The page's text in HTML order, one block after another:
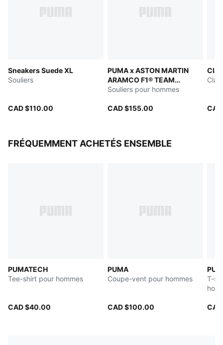
Sneakers Suede XL
Souliers
CAD $110.00
PUMA x ASTON MARTIN
ARAMCO F1® TEAM
dégradé
Souliers pour hommes
CAD $155.00
FRÉQUEMMENT ACHETÉS ENSEMBLE
PUMATECH
Tee-shirt pour hommes
CAD $40.00
PUMA
Coupe-vent pour hommes
CAD $100.00
T-